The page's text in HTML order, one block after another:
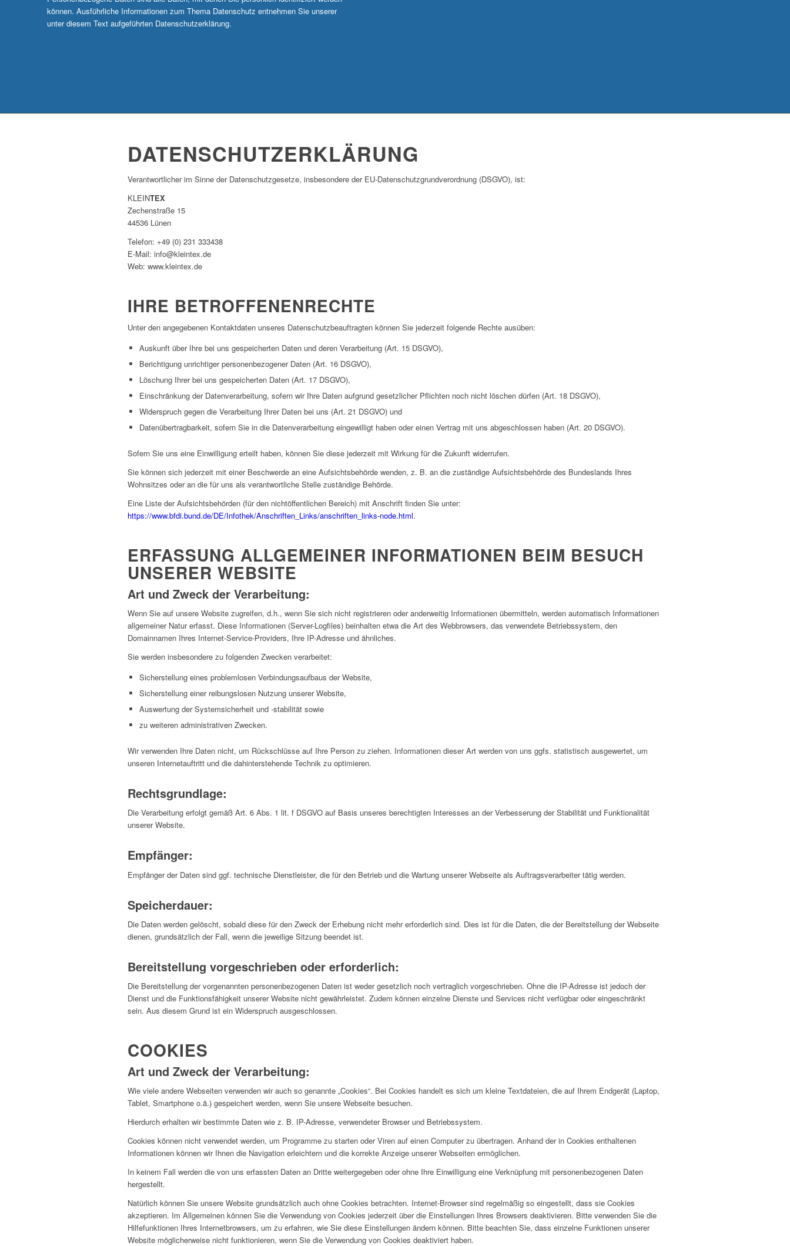
können. Ausführliche Informationen zum Thema Datenschutz entnehmen Sie unserer
unter diesem Text aufgeführten Datenschutzerklärung.
DATENSCHUTZERKLÄRUNG
Verantwortlicher im Sinne der Datenschutzgesetze, insbesondere der EU-Datenschutzgrundverordnung (DSGVO), ist:
KLEINTEX
Zechenstraße 15
44536 Lünen
Telefon: +49 (0) 231 333438
E-Mail: info@kleintex.de
Web: www.kleintex.de
IHRE BETROFFENENRECHTE
Unter den angegebenen Kontaktdaten unseres Datenschutzbeauftragten können Sie jederzeit folgende Rechte ausüben:
Auskunft über Ihre bei uns gespeicherten Daten und deren Verarbeitung (Art. 15 DSGVO),
Berichtigung unrichtiger personenbezogener Daten (Art. 16 DSGVO),
Löschung Ihrer bei uns gespeicherten Daten (Art. 17 DSGVO),
Einschränkung der Datenverarbeitung, sofern wir Ihre Daten aufgrund gesetzlicher Pflichten noch nicht löschen dürfen (Art. 18 DSGVO),
Widerspruch gegen die Verarbeitung Ihrer Daten bei uns (Art. 21 DSGVO) und
Datenübertragbarkeit, sofern Sie in die Datenverarbeitung eingewilligt haben oder einen Vertrag mit uns abgeschlossen haben (Art. 20 DSGVO).
Sofern Sie uns eine Einwilligung erteilt haben, können Sie diese jederzeit mit Wirkung für die Zukunft widerrufen.
Sie können sich jederzeit mit einer Beschwerde an eine Aufsichtsbehörde wenden, z. B. an die zuständige Aufsichtsbehörde des Bundeslands Ihres
Wohnsitzes oder an die für uns als verantwortliche Stelle zuständige Behörde.
Eine Liste der Aufsichtsbehörden (für den nichtöffentlichen Bereich) mit Anschrift finden Sie unter:
https://www.bfdi.bund.de/DE/Infothek/Anschriften_Links/anschriften_links-node.html.
ERFASSUNG ALLGEMEINER INFORMATIONEN BEIM BESUCH
UNSERER WEBSITE
Art und Zweck der Verarbeitung:
Wenn Sie auf unsere Website zugreifen, d.h., wenn Sie sich nicht registrieren oder anderweitig Informationen übermitteln, werden automatisch Informationen
allgemeiner Natur erfasst. Diese Informationen (Server-Logfiles) beinhalten etwa die Art des Webbrowsers, das verwendete Betriebssystem, den
Domainnamen Ihres Internet-Service-Providers, Ihre IP-Adresse und ähnliches.
Sie werden insbesondere zu folgenden Zwecken verarbeitet:
Sicherstellung eines problemlosen Verbindungsaufbaus der Website,
Sicherstellung einer reibungslosen Nutzung unserer Website,
Auswertung der Systemsicherheit und -stabilität sowie
zu weiteren administrativen Zwecken.
Wir verwenden Ihre Daten nicht, um Rückschlüsse auf Ihre Person zu ziehen. Informationen dieser Art werden von uns ggfs. statistisch ausgewertet, um
unseren Internetauftritt und die dahinterstehende Technik zu optimieren.
Rechtsgrundlage:
Die Verarbeitung erfolgt gemäß Art. 6 Abs. 1 lit. f DSGVO auf Basis unseres berechtigten Interesses an der Verbesserung der Stabilität und Funktionalität
unserer Website.
Empfänger:
Empfänger der Daten sind ggf. technische Dienstleister, die für den Betrieb und die Wartung unserer Webseite als Auftragsverarbeiter tätig werden.
Speicherdauer:
Die Daten werden gelöscht, sobald diese für den Zweck der Erhebung nicht mehr erforderlich sind. Dies ist für die Daten, die der Bereitstellung der Webseite
dienen, grundsätzlich der Fall, wenn die jeweilige Sitzung beendet ist.
Bereitstellung vorgeschrieben oder erforderlich:
Die Bereitstellung der vorgenannten personenbezogenen Daten ist weder gesetzlich noch vertraglich vorgeschrieben. Ohne die IP-Adresse ist jedoch der
Dienst und die Funktionsfähigkeit unserer Website nicht gewährleistet. Zudem können einzelne Dienste und Services nicht verfügbar oder eingeschränkt
sein. Aus diesem Grund ist ein Widerspruch ausgeschlossen.
COOKIES
Art und Zweck der Verarbeitung:
Wie viele andere Webseiten verwenden wir auch so genannte „Cookies“. Bei Cookies handelt es sich um kleine Textdateien, die auf Ihrem Endgerät (Laptop,
Tablet, Smartphone o.ä.) gespeichert werden, wenn Sie unsere Webseite besuchen.
Hierdurch erhalten wir bestimmte Daten wie z. B. IP-Adresse, verwendeter Browser und Betriebssystem.
Cookies können nicht verwendet werden, um Programme zu starten oder Viren auf einen Computer zu übertragen. Anhand der in Cookies enthaltenen
Informationen können wir Ihnen die Navigation erleichtern und die korrekte Anzeige unserer Webseiten ermöglichen.
In keinem Fall werden die von uns erfassten Daten an Dritte weitergegeben oder ohne Ihre Einwilligung eine Verknüpfung mit personenbezogenen Daten
hergestellt.
Natürlich können Sie unsere Website grundsätzlich auch ohne Cookies betrachten. Internet-Browser sind regelmäßig so eingestellt, dass sie Cookies
akzeptieren. Im Allgemeinen können Sie die Verwendung von Cookies jederzeit über die Einstellungen Ihres Browsers deaktivieren. Bitte verwenden Sie die
Hilfefunktionen Ihres Internetbrowsers, um zu erfahren, wie Sie diese Einstellungen ändern können. Bitte beachten Sie, dass einzelne Funktionen unserer
Website möglicherweise nicht funktionieren, wenn Sie die Verwendung von Cookies deaktiviert haben.